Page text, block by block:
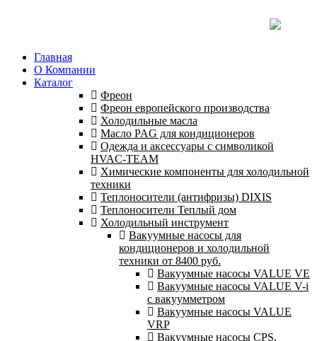
Главная
О Компании
Каталог
Фреон
Фреон европейского производства
Холодильные масла
Масло PAG для кондиционеров
Одежда и аксессуары с символикой
HVAC-TEAM
Химические компоненты для холодильной
техники
Теплоносители (антифризы) DIXIS
Теплоносители Теплый дом
Холодильный инструмент
Вакуумные насосы для
кондиционеров и холодильной
техники от 8400 руб.
Вакуумные насосы VALUE VE
Вакуумные насосы VALUE V-i
с вакуумметром
Вакуумные насосы VALUE
VRP
Вакуумные насосы CPS,